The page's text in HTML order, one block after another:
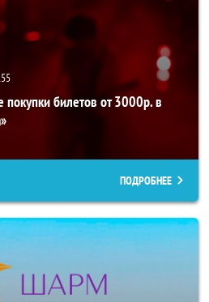
билетов от 3000р. в
ПОДРОБНЕЕ